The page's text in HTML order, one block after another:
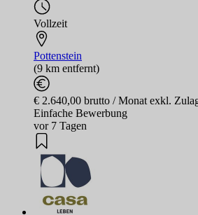
Vollzeit
Pottenstein
(9 km entfernt)
€ 2.640,00 brutto / Monat exkl.
Einfache Bewerbung
vor 7 Tagen